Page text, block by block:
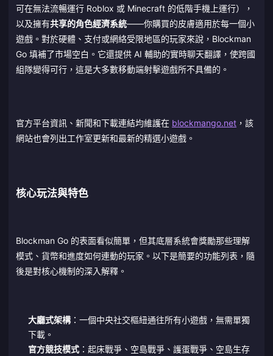
可在無法流暢運行 Roblox 或 Minecraft 的低階手機上運行），
以及擁有共享的角色經濟系統——你購買的皮膚適用於每一個小
遊戲。對於硬體、支付或網絡受限地區的玩家來說，Blockman
Go 填補了市場空白。它還提供 AI 輔助的實時聊天翻譯，使跨國
組隊變得可行，這是大多數移動端射擊遊戲所不具備的。
官方平台資訊、新聞和下載連結均維護在 blockmango.net ，該
網站也會列出工作室更新和最新的精選小遊戲。
核心玩法與特色
Blockman Go 的表面看似簡單，但其底層系統會獎勵那些理解
模式、貨幣和進度如何連動的玩家。以下是簡要的功能列表，隨
後是對核心機制的深入解釋。
大廳式架構：一個中央社交樞紐通往所有小遊戲，無需單獨
下載。
官方競技模式：起床戰爭、空島戰爭、護蛋戰爭、空島生存